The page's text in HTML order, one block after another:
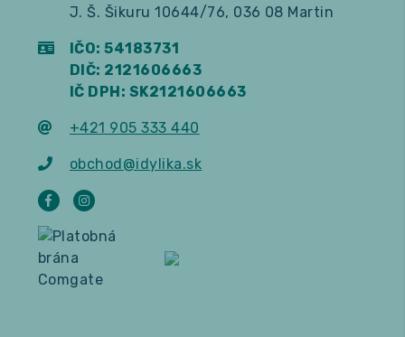
J. Š. Šikuru 10644/76, 036 08 Martin
IČO: 54183731
DIČ: 2121606663
IČ DPH: SK2121606663
+421 905 333 440
obchod@idylika.sk